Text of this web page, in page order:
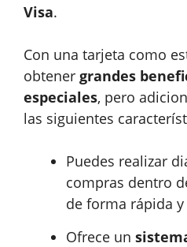
Visa.
Con una tarjeta como
obtener grandes
especiales, pero
las siguientes
Puedes realizar
compras dentro
de forma rápida y
Ofrece un